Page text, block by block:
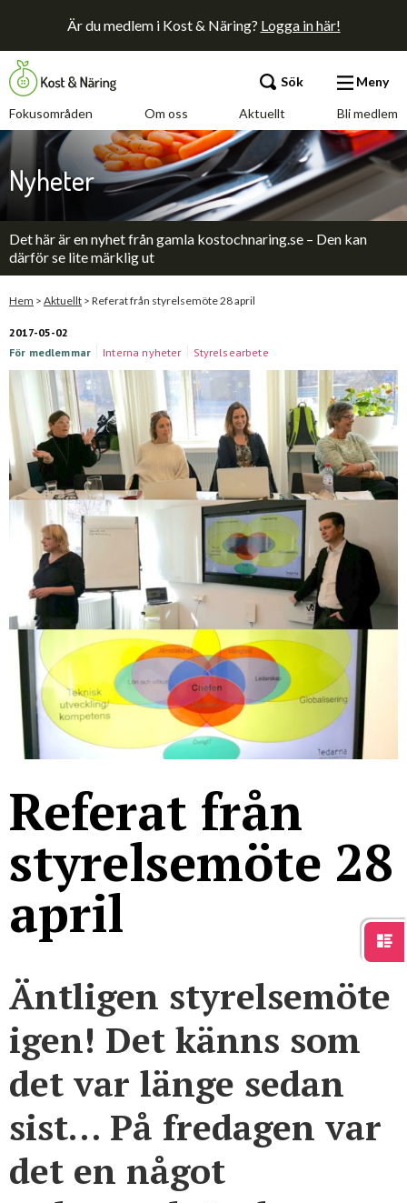
Är du medlem i Kost & Näring? Logga in här!
Fokusområden Om oss Aktuellt Bli medlem
Sök Meny
Fokusområden
Om oss
Aktuellt
Bli medlem
Kontakt Annonsera Press
För studenter English
Nyheter
Det här är en nyhet från gamla kostochnaring.se – Den kan
därför se lite märklig ut
Hem > Aktuellt > Referat från styrelsemöte 28 april
2017-05-02
För medlemmar
Interna nyheter Styrelsearbete
Referat från
styrelsemöte 28
april
Äntligen styrelsemöte
igen! Det känns som
det var länge sedan
sist… På fredagen var
det en något